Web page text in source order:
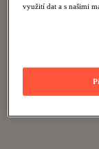
využití dat a s našimi